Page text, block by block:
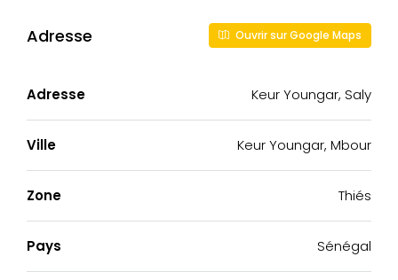
Adresse Ouvrir sur Google Maps
Adresse Keur Youngar, Saly
Ville Keur Youngar, Mbour
Zone Thiés
Pays Sénégal